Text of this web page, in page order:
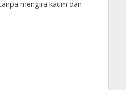
mengira kaum dan